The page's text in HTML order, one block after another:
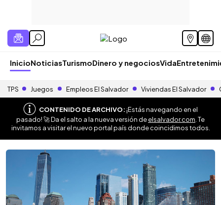
InicioNoticiasTurismoDinero y negociosVida
TPS Juegos Empleos El Salvador Viviendas El Salvador
CONTENIDO DE ARCHIVO:¡Estás navegando en el
pasado! 🚀 Da el salto a la nueva versión deelsalvador.com . Te
invitamos a visitar el nuevo portal país donde coincidimos todos.